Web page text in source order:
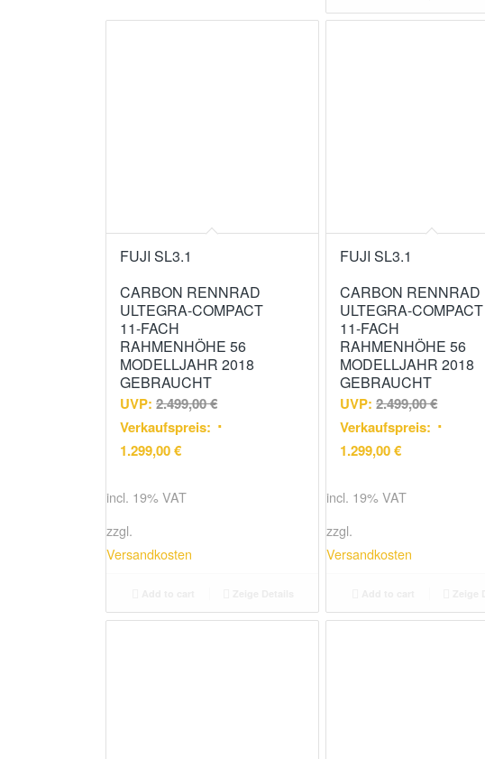
FUJI SL3.1
CARBON RENNRAD
ULTEGRA-COMPACT
11-FACH
RAHMENHÖHE 56
MODELLJAHR 2018
GEBRAUCHT
UVP: 2.499,00€
Verkaufspreis:
1.299,00€
incl. 19% VAT
zzgl.
Versandkosten
FUJI SL3.1
CARBON RENNRAD
ULTEGRA-COMPACT
11-FACH
RAHMENHÖHE 56
MODELLJAHR 2018
GEBRAUCHT
UVP: 2.499,00€
Verkaufspreis:
1.299,00€
incl. 19% VAT
zzgl.
Versandkosten